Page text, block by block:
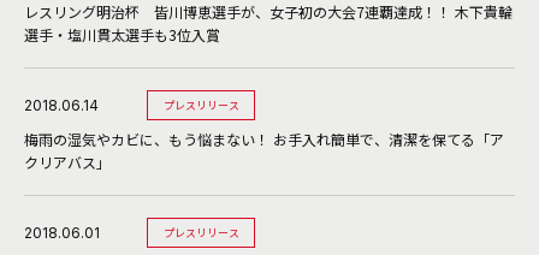
レスリング明治杯 皆川博恵選手が、女子初の大会7連覇達成！！ 木下貴輪
選手・塩川貫太選手も3位入賞
2018.06.14 プレスリリース
梅雨の湿気やカビに、もう悩まない！ お手入れ簡単で、清潔を保てる「ア
クリアバス」
2018.06.01 プレスリリース